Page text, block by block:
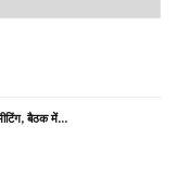
बैठक में…